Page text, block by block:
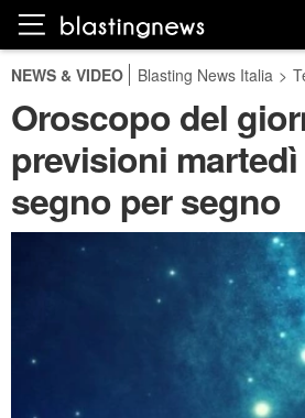
NEWS & VIDEO Blasting News Italia >
Oroscopo del
previsioni martedì
segno per segno